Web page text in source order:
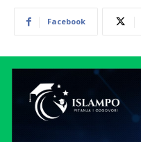
Facebook